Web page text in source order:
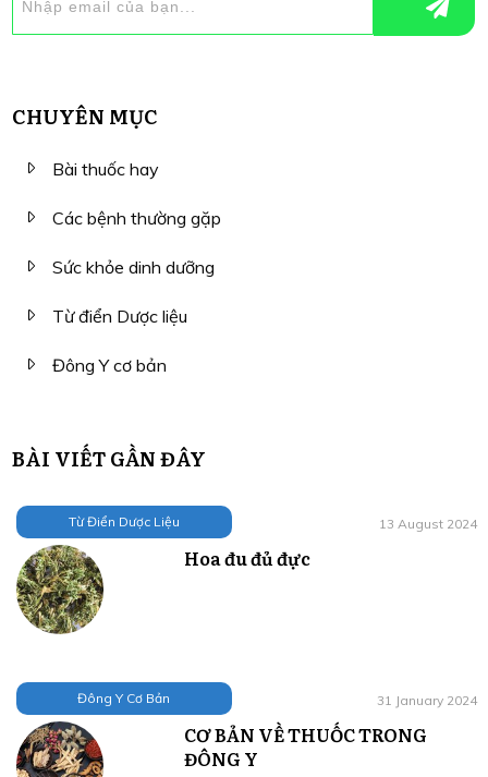
CHUYÊN MỤC
Bài thuốc hay
Các bệnh thường gặp
Sức khỏe dinh dưỡng
Từ điển Dược liệu
Đông Y cơ bản
BÀI VIẾT GẦN ĐÂY
Từ Điển Dược Liệu 13 August 2024
Hoa đu đủ đực
Đông Y Cơ Bản 31 January 2024
CƠ BẢN VỀ THUỐC TRONG
ĐÔNG Y